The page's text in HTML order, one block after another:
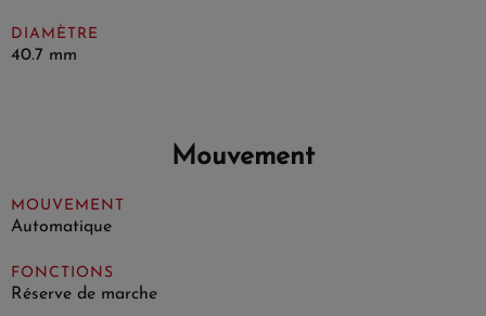
DIAMÈTRE
40.7 mm
Mouvement
MOUVEMENT
Automatique
FONCTIONS
Réserve de marche